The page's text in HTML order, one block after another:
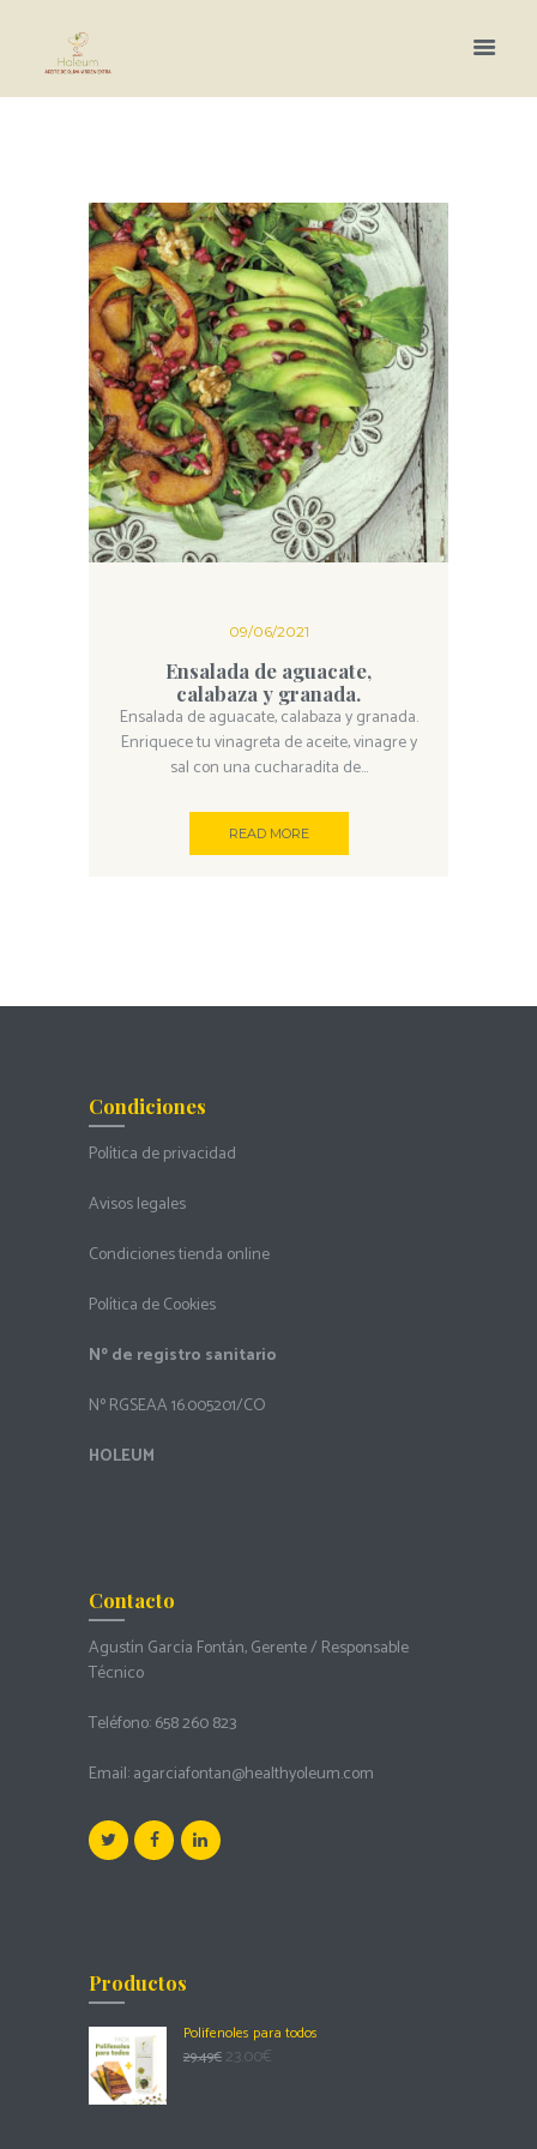
09/06/2021
Ensalada de aguacate,
calabaza y granada.
Ensalada de aguacate, calabaza y granada.
Enriquece tu vinagreta de aceite, vinagre y
sal con una cucharadita de...
READ MORE
Condiciones
Política de privacidad
Avisos legales
Condiciones tienda online
Política de Cookies
Nº de registro sanitario
Nº RGSEAA 16.005201/CO
HOLEUM
Contacto
Agustín García Fontán, Gerente / Responsable
Técnico
Teléfono:658 260 823
Email:agarciafontan@healthyoleum.com
Productos
Polifenoles para todos
29.49€ 23.00€